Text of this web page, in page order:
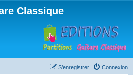
Classique
Connexion
S’enregistrer